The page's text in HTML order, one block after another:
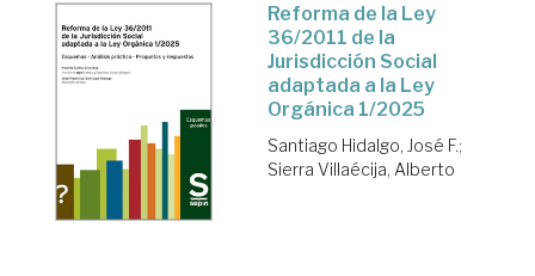
Reforma de la Ley
36/2011 de la
Jurisdicción Social
adaptada a la Ley
Orgánica 1/2025
Santiago Hidalgo, José F.;
Sierra Villaécija, Alberto